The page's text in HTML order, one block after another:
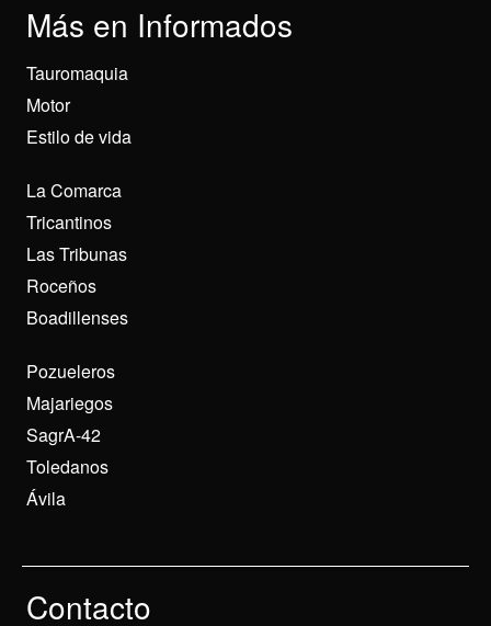
Más en Informados
Tauromaquia
Motor
Estilo de vida
La Comarca
Tricantinos
Las Tribunas
Roceños
Boadillenses
Pozueleros
Majariegos
SagrA-42
Toledanos
Ávila
Contacto